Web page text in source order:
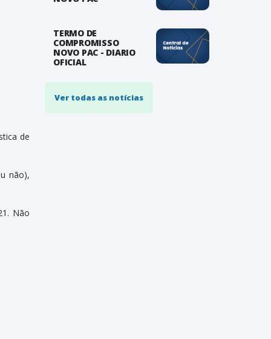
de
não),
Não
TERMO DE
COMPROMISSO
NOVO PAC - DIARIO
OFICIAL
Ver todas as notícias